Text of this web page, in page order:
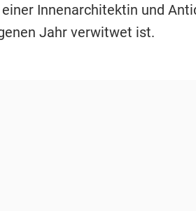
Innenarchitektin und
Jahr verwitwet ist.